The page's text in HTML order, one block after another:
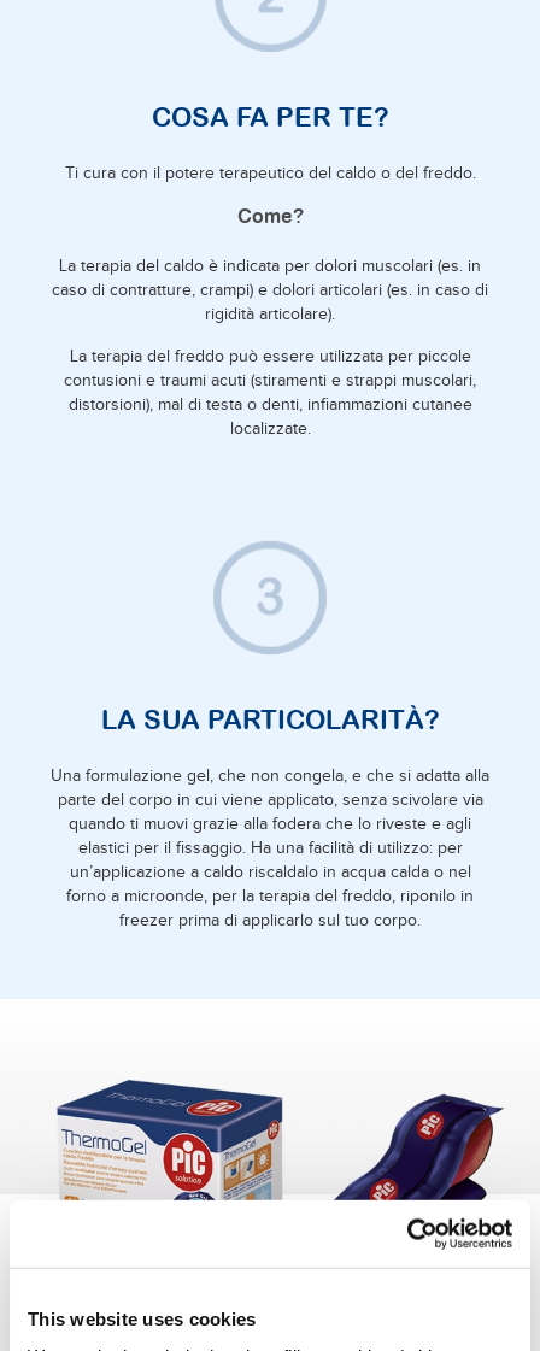
This website uses cookies
COSA FA PER TE?
Ti cura con il potere terapeutico del caldo o del freddo.
Come?
La terapia del caldo è indicata per dolori muscolari (es. in
caso di contratture, crampi) e dolori articolari (es. in caso di
rigidità articolare).
La terapia del freddo può essere utilizzata per piccole
contusioni e traumi acuti (stiramenti e strappi muscolari,
distorsioni), mal di testa o denti, infiammazioni cutanee
localizzate.
LA SUA PARTICOLARITÀ?
Una formulazione gel, che non congela, e che si adatta alla
parte del corpo in cui viene applicato, senza scivolare via
quando ti muovi grazie alla fodera che lo riveste e agli
elastici per il fissaggio. Ha una facilità di utilizzo: per
un’applicazione a caldo riscaldalo in acqua calda o nel
forno a microonde, per la terapia del freddo, riponilo in
freezer prima di applicarlo sul tuo corpo.